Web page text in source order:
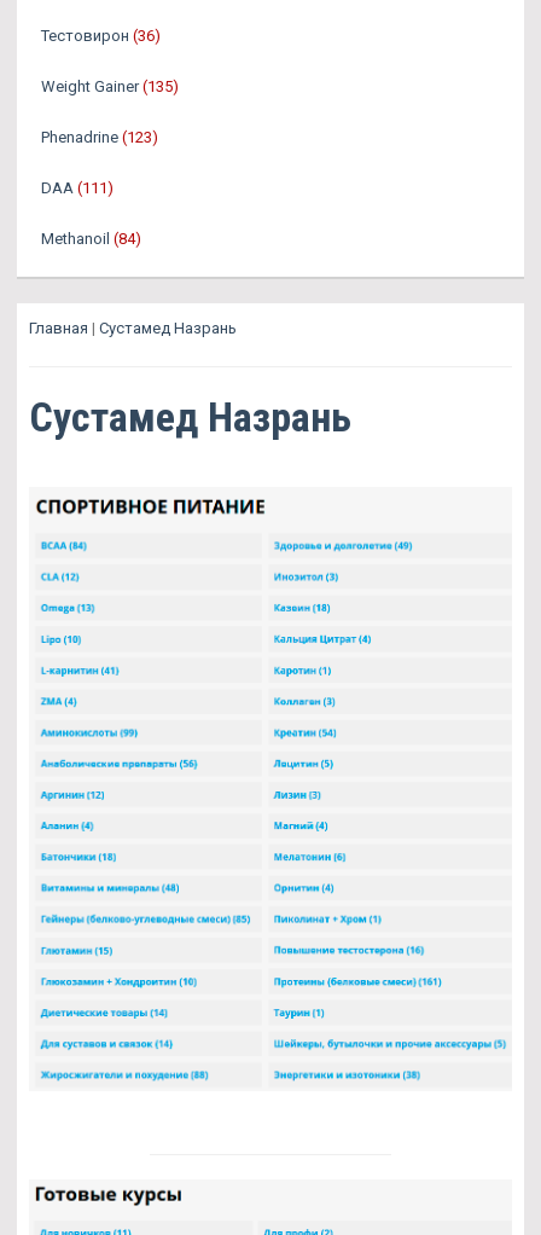
Тестовирон (36)
Weight Gainer (135)
Phenadrine (123)
DAA (111)
Methanoil (84)
Главная | Сустамед Назрань
Сустамед Назрань